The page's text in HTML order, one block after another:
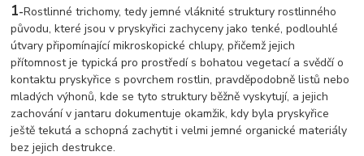
1-Rostlinné trichomy, tedy jemné vláknité struktury rostlinného
původu, které jsou v pryskyřici zachyceny jako tenké, podlouhlé
útvary připomínající mikroskopické chlupy, přičemž jejich
přítomnost je typická pro prostředí s bohatou vegetací a svědčí o
kontaktu pryskyřice s povrchem rostlin, pravděpodobně listů nebo
mladých výhonů, kde se tyto struktury běžně vyskytují, a jejich
zachování v jantaru dokumentuje okamžik, kdy byla pryskyřice
ještě tekutá a schopná zachytit i velmi jemné organické materiály
bez jejich destrukce.